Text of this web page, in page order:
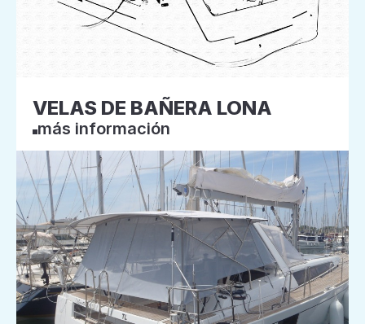
VELAS DE BAÑERA LONA
más información